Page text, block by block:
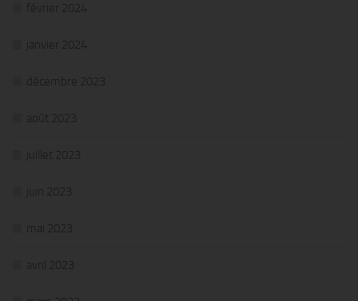
février 2024
janvier 2024
décembre 2023
août 2023
juillet 2023
juin 2023
mai 2023
avril 2023